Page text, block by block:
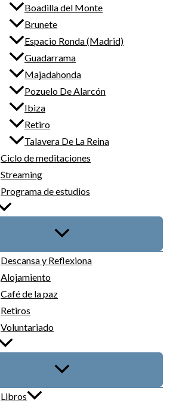
Boadilla del Monte
Brunete
Espacio Ronda (Madrid)
Guadarrama
Majadahonda
Pozuelo De Alarcón
Ibiza
Retiro
Talavera De La Reina
Ciclo de meditaciones
Streaming
Programa de estudios
Descansa y Reflexiona
Alojamiento
Café de la paz
Retiros
Voluntariado
Libros